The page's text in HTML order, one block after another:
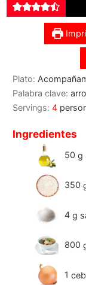
Plato:
Palabra clave:
Servings: 4
Ingredientes
50 g
350
4 g
800
1